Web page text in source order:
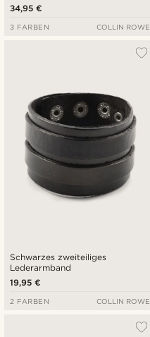
34,95 €
3 FARBEN COLLIN ROWE
Schwarzes zweiteiliges
Lederarmband
19,95 €
2 FARBEN COLLIN ROWE